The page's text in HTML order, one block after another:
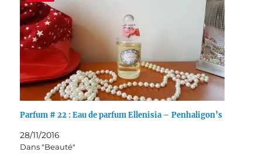
Parfum # 22 : Eau de parfum Ellenisia – Penhaligon’s
28/11/2016
Dans "Beauté"